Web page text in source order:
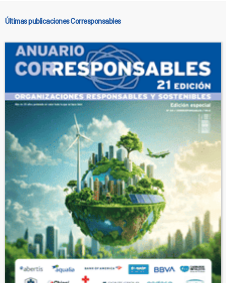
Últimas publicaciones Corresponsables